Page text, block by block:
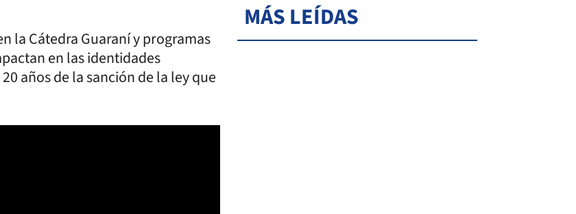
la Cátedra Guaraní y programas
en las identidades
años de la sanción de la ley que
MÁS LEÍDAS